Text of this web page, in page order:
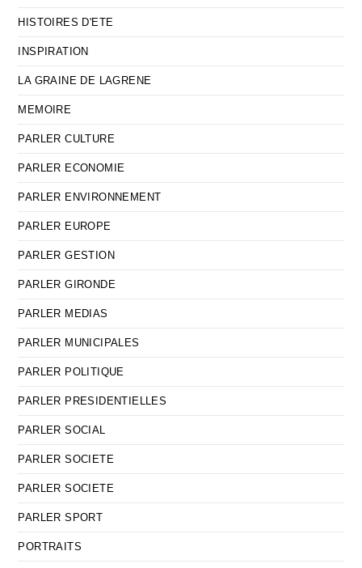
HISTOIRES D'ETE
INSPIRATION
LA GRAINE DE LAGRENE
MEMOIRE
PARLER CULTURE
PARLER ECONOMIE
PARLER ENVIRONNEMENT
PARLER EUROPE
PARLER GESTION
PARLER GIRONDE
PARLER MEDIAS
PARLER MUNICIPALES
PARLER POLITIQUE
PARLER PRESIDENTIELLES
PARLER SOCIAL
PARLER SOCIETE
PARLER SOCIETE
PARLER SPORT
PORTRAITS